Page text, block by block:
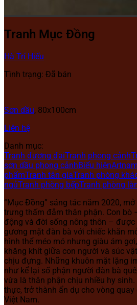
Tranh Mục Đồng
Hà Trí Hiếu
Tình trạng: Đã bán
Sơn dầu, 80x100cm
Liên hệ
Danh mục:
Tranh đương đạiTranh phong cảnh
sơn dầu phong cảnhBiểu hiện
phẩmTranh tân giaTranh phòng
ngủTranh phòng bếpTranh phòng
“Mục Đồng” sáng tác năm 2020,
trưng thấm đẫm thân phận. Con bò
động và đời sống nông thôn –
gương mặt đàn bà với chiếc khăn
hình thể méo mó nhưng giàu ám
khăng khít giữa con người và súc
chịu đựng. Những khuôn mặt lặng
như kể lại số phận người đàn bà
vừa là thân phận chịu nhiều hy sinh.
thực, trở thành ẩn dụ cho vòng
Việt Nam.